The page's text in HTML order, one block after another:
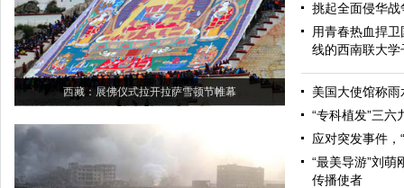
西藏：展佛仪式拉开拉萨雪顿节帷幕
挑起全面侵华
用青春热血捍
线的西南联大学
美国大使馆称
“专科植发”三六
应对突发事件，
“最美导游”刘
传播使者